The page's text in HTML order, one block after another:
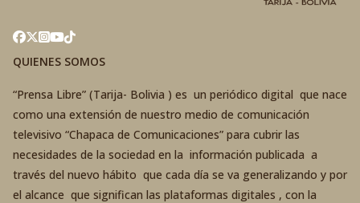
QUIENES SOMOS
“Prensa Libre” (Tarija- Bolivia ) es un periódico digital que nace
como una extensión de nuestro medio de comunicación
televisivo “Chapaca de Comunicaciones” para cubrir las
necesidades de la sociedad en la información publicada a
través del nuevo hábito que cada día se va generalizando y por
el alcance que significan las plataformas digitales , con la